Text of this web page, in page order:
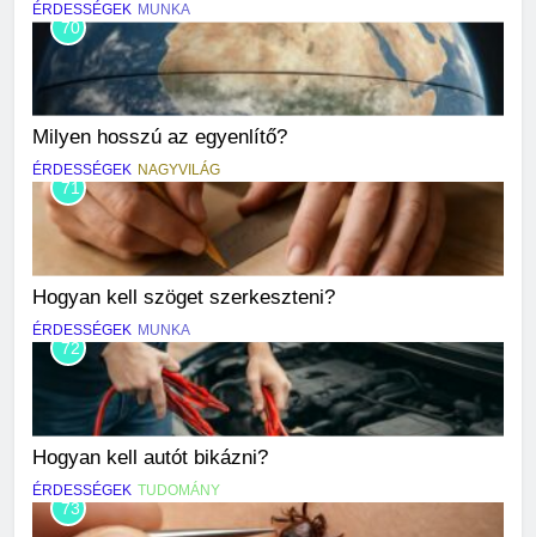
ÉRDESSÉGEK MUNKA
70
Milyen hosszú az egyenlítő?
ÉRDESSÉGEK NAGYVILÁG
71
Hogyan kell szöget szerkeszteni?
ÉRDESSÉGEK MUNKA
72
Hogyan kell autót bikázni?
ÉRDESSÉGEK TUDOMÁNY
73